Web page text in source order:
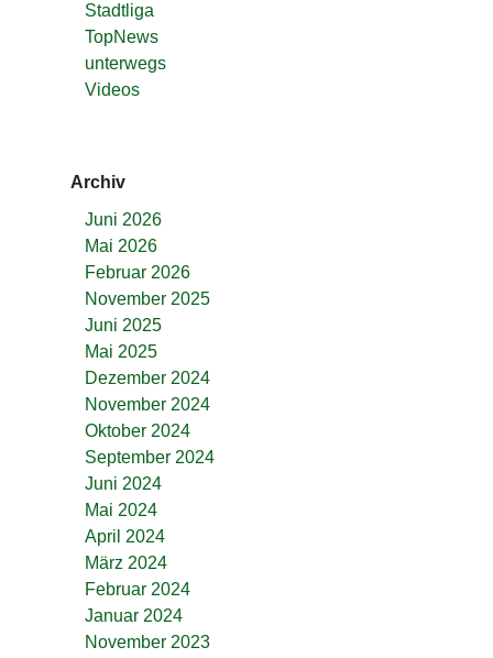
Stadtliga
TopNews
unterwegs
Videos
Archiv
Juni 2026
Mai 2026
Februar 2026
November 2025
Juni 2025
Mai 2025
Dezember 2024
November 2024
Oktober 2024
September 2024
Juni 2024
Mai 2024
April 2024
März 2024
Februar 2024
Januar 2024
November 2023